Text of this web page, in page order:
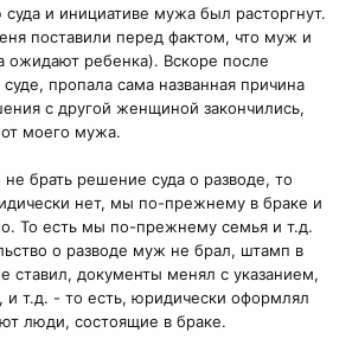
и инициативе мужа был расторгнут.
поставили перед фактом, что муж и
ожидают ребенка). Вскоре после
пропала сама названная причина
с другой женщиной закончились,
от моего мужа.
брать решение суда о разводе, то
нет, мы по-прежнему в браке и
То есть мы по-прежнему семья и т.д.
о разводе муж не брал, штамп в
ставил, документы менял с указанием,
и т.д. - то есть, юридически оформлял
люди, состоящие в браке.